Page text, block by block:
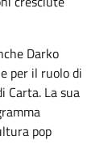
Darko
per il ruolo di
Carta. La sua
pop